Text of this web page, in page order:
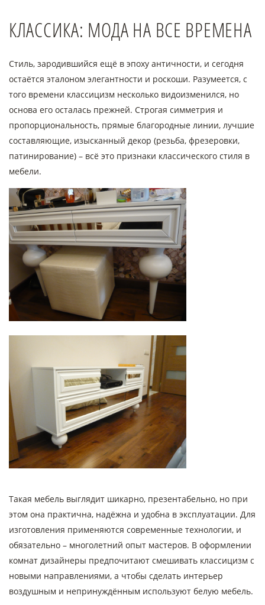
КЛАССИКА: МОДА НА ВСЕ ВРЕМЕНА
Стиль, зародившийся ещё в эпоху античности, и сегодня
остаётся эталоном элегантности и роскоши. Разумеется, с
того времени классицизм несколько видоизменился, но
основа его осталась прежней. Строгая симметрия и
пропорциональность, прямые благородные линии, лучшие
составляющие, изысканный декор (резьба, фрезеровки,
патинирование) – всё это признаки классического стиля в
мебели.
Такая мебель выглядит шикарно, презентабельно, но при
этом она практична, надёжна и удобна в эксплуатации. Для
изготовления применяются современные технологии, и
обязательно – многолетний опыт мастеров. В оформлении
комнат дизайнеры предпочитают смешивать классицизм с
новыми направлениями, а чтобы сделать интерьер
воздушным и непринуждённым используют белую мебель.